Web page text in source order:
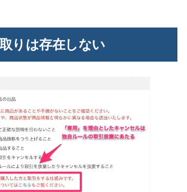
りは存在しない